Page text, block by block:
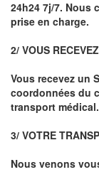
24h24 7j/7. Nous
prise en charge.
2/ VOUS
Vous recevez un
coordonnées du
transport médical.
3/ VOTRE
Nous venons